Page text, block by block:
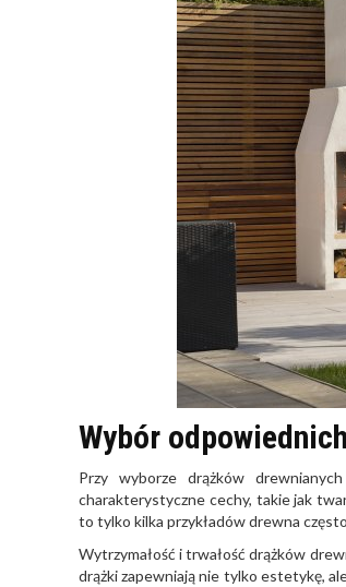
Wybór
Przy wyborze drążków
charakterystyczne cechy, takie jak
to tylko kilka przykładów drewna
Wytrzymałość i trwałość drążków
drążki zapewniają nie tylko estetykę,